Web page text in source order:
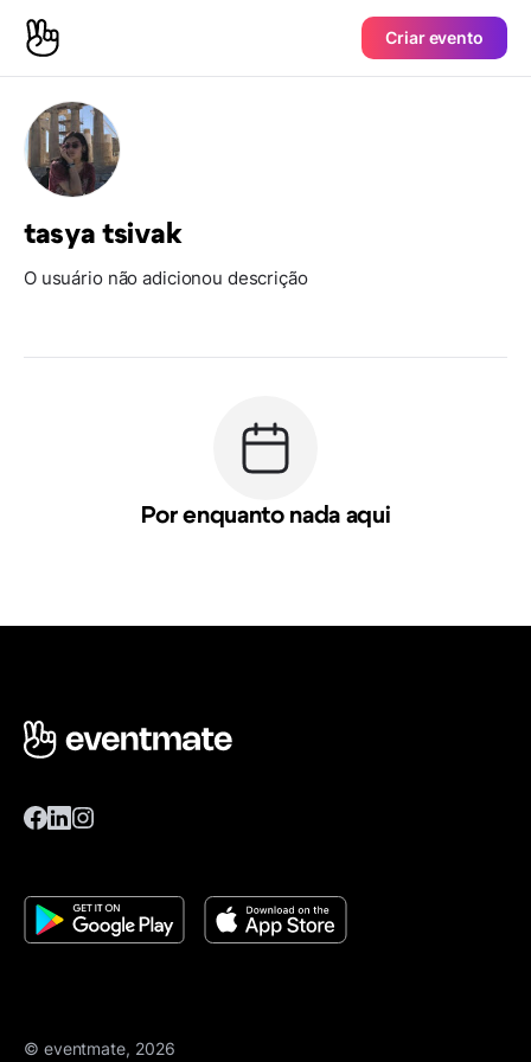
Criar evento
tasya tsivak
O usuário não adicionou descrição
Por enquanto nada aqui
© eventmate, 2026